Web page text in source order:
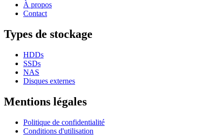
À propos
Contact
Types de stockage
HDDs
SSDs
NAS
Disques externes
Mentions légales
Politique de confidentialité
Conditions d'utilisation